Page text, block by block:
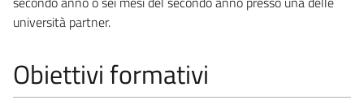
università partner.
Obiettivi formativi